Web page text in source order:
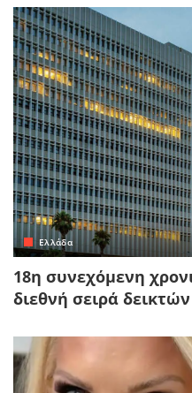
Ελλάδα
18η συνεχόμενη
διεθνή σειρά δεικτών